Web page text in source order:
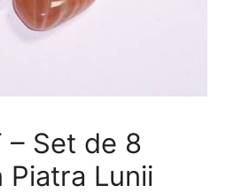
– Set de 8
Lunii